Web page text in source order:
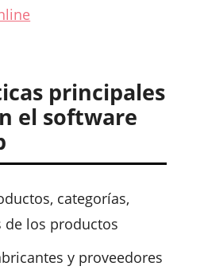
principales
el software
categorías,
de los productos
y proveedores